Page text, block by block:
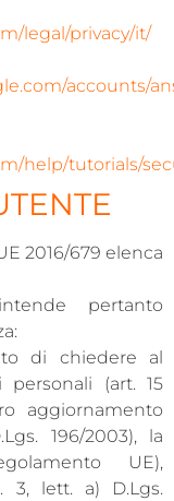
legal/privacy/it/
accounts/
help/tutorials/
2016/679 elenca
pertanto
di chiedere al
personali (art. 15
aggiornamento
196/2003), la
UE),
3, lett. a) D.Lgs.